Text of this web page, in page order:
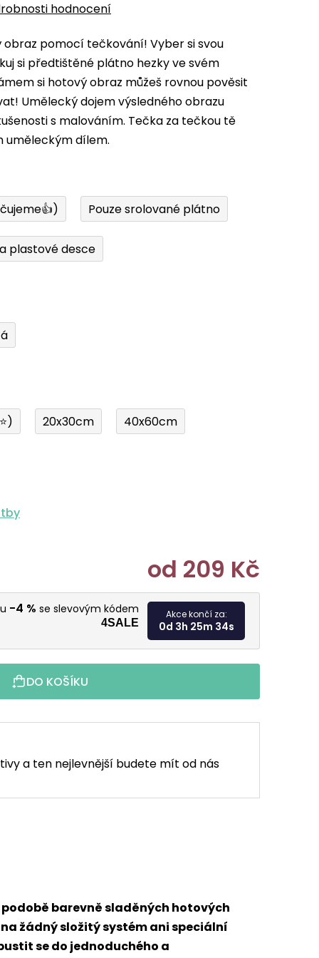
hodnocení
obraz pomocí tečkování! Vyber si svou
si předtištěné plátno hezky ve svém
si hotový obraz můžeš rovnou pověsit
Umělecký dojem výsledného obrazu
s malováním. Tečka za tečkou tě
dílem.
Pouze srolované plátno
plastové desce
20x30cm 40x60cm
od 209 Kč
Měrná
-4 % se slevovým kódem
4SALE
Akce končí za:
0d 3h 25m 33s
DO KOŠÍKU
a ten nejlevnější budete mít od nás
barevně sladěných hotových
žádný složitý systém ani speciální
se do jednoduchého a